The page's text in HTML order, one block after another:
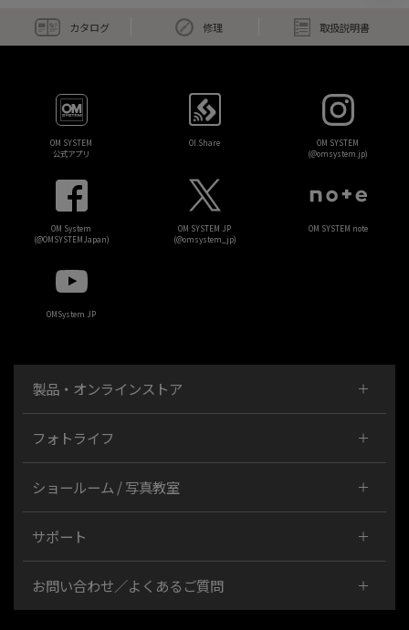
カタログ 修理 取扱説明書
OM SYSTEM
公式アプリ
OI.Share
OM SYSTEM
(@omsystem.jp)
OM System
(@OMSYSTEMJapan)
OM SYSTEM JP
(@omsystem_jp)
OM SYSTEM note
OMSystem JP
製品・オンラインストア
フォトライフ
ショールーム / 写真教室
サポート
お問い合わせ／よくあるご質問